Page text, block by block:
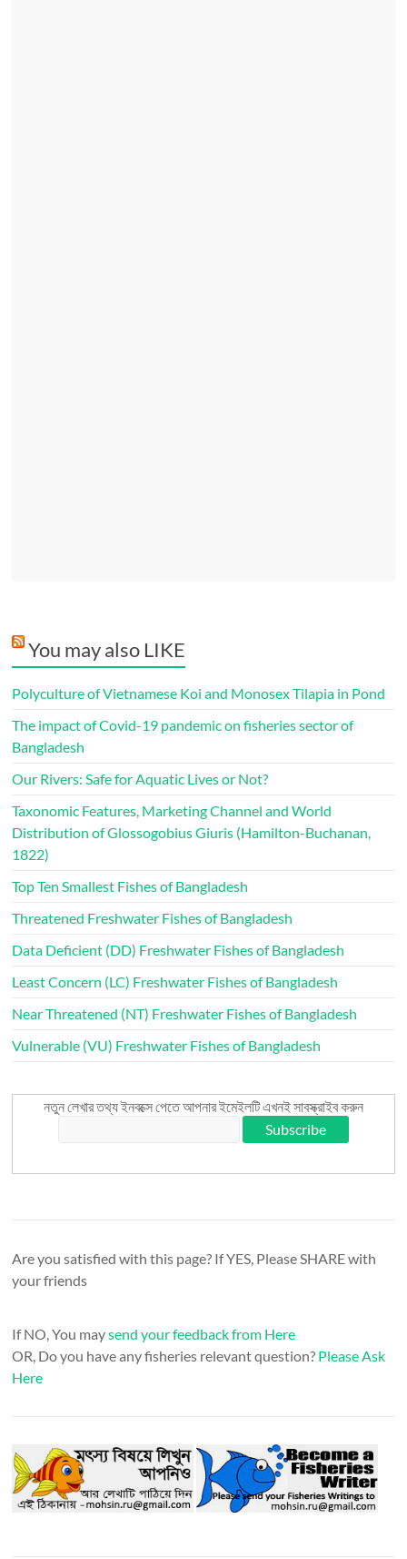
You may also LIKE
Polyculture of Vietnamese Koi and Monosex Tilapia in Pond
The impact of Covid-19 pandemic on fisheries sector of
Bangladesh
Our Rivers: Safe for Aquatic Lives or Not?
Taxonomic Features, Marketing Channel and World
Distribution of Glossogobius Giuris (Hamilton-Buchanan,
1822)
Top Ten Smallest Fishes of Bangladesh
Threatened Freshwater Fishes of Bangladesh
Data Deficient (DD) Freshwater Fishes of Bangladesh
Least Concern (LC) Freshwater Fishes of Bangladesh
Near Threatened (NT) Freshwater Fishes of Bangladesh
Vulnerable (VU) Freshwater Fishes of Bangladesh
নতুন লেখার তথ্য ইনবক্সে পেতে আপনার ইমেইলটি এখনই সাবস্ক্রাইব করুন
Are you satisfied with this page? If YES, Please SHARE with
your friends
If NO, You maysend your feedback from Here
OR, Do you have any fisheries relevant question? Please Ask
Here